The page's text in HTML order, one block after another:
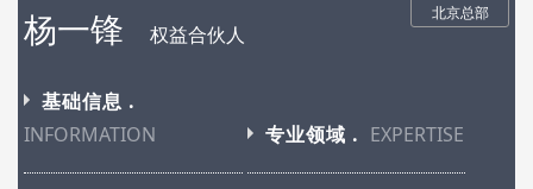
杨一锋 权益合伙人
北京总部
基础信息 .
INFORMATION
专业领域 . EXPERTISE